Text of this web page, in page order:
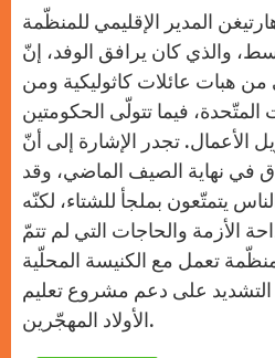
المدير الإقليمي للمنظّمة
والذي كان يرافق الوفد، إنّ
من هبات عائلات كاثوليكية ومن
المتّحدة، فيما تتولّى الحكومتين
الأعمال. تجدر الإشارة إلى أنّ
في نهاية الصيف الماضي، وقد
يتمتّعون بملجأ للشتاء، لكنّه
الأزمة والحاجات التي لم تتمّ
تعمل مع الكنيسة المحلّية
التشديد على دعم مشروع تعليم
الأولاد المهجّرين.